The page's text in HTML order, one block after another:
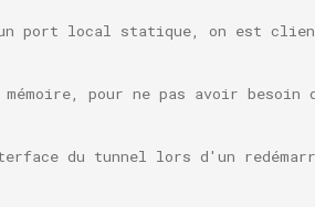
port local statique, on est
pour ne pas avoir
du tunnel lors d'un